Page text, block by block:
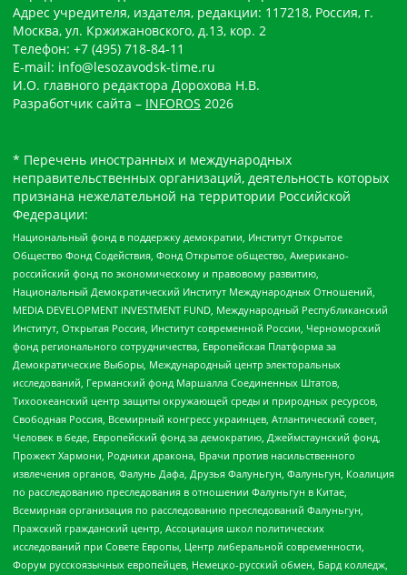
Адрес учредителя, издателя, редакции: 117218, Россия, г.
Москва, ул. Кржижановского, д.13, кор. 2
Телефон: +7 (495) 718-84-11
E-mail: info@lesozavodsk-time.ru
И.О. главного редактора Дорохова Н.В.
Разработчик сайта – INFOROS 2026
* Перечень иностранных и международных
неправительственных организаций, деятельность которых
признана нежелательной на территории Российской
Федерации:
Национальный фонд в поддержку демократии, Институт Открытое
Общество Фонд Содействия, Фонд Открытое общество, Американо-
российский фонд по экономическому и правовому развитию,
Национальный Демократический Институт Международных Отношений,
MEDIA DEVELOPMENT INVESTMENT FUND, Международный Республиканский
Институт, Открытая Россия, Институт современной России, Черноморский
фонд регионального сотрудничества, Европейская Платформа за
Демократические Выборы, Международный центр электоральных
исследований, Германский фонд Маршалла Соединенных Штатов,
Тихоокеанский центр защиты окружающей среды и природных ресурсов,
Свободная Россия, Всемирный конгресс украинцев, Атлантический совет,
Человек в беде, Европейский фонд за демократию, Джеймстаунский фонд,
Прожект Хармони, Родники дракона, Врачи против насильственного
извлечения органов, Фалунь Дафа, Друзья Фалуньгун, Фалуньгун, Коалиция
по расследованию преследования в отношении Фалуньгун в Китае,
Всемирная организация по расследованию преследований Фалуньгун,
Пражский гражданский центр, Ассоциация школ политических
исследований при Совете Европы, Центр либеральной современности,
Форум русскоязычных европейцев, Немецко-русский обмен, Бард колледж,